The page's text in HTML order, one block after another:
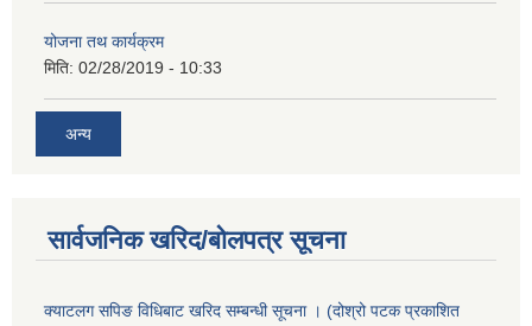
योजना तथ कार्यक्रम
मिति: 02/28/2019 - 10:33
अन्य
सार्वजनिक खरिद/बोलपत्र सूचना
क्याटलग सपिङ विधिबाट खरिद सम्बन्धी सूचना । (दोश्रो पटक प्रकाशित